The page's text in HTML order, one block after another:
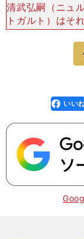
清武弘嗣（ニュ
トガルト）はそ
ョン調整の遅れ
わせており、指
faceboo
k
いい